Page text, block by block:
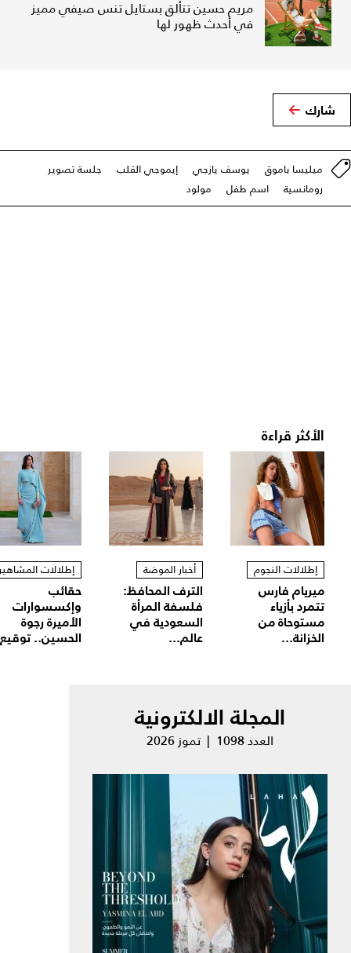
مريم حسين تتألق بستايل تنس صيفي مميز
في أحدث ظهور لها
شارك
ميليسا باموق يوسف يازجي إيموجي القلب
جلسة تصوير
رومانسية
اسم طفل مولود
الأكثر قراءة
إطلالات النجوم
ميريام فارس
تتمرد بأزياء
مستوحاة من
الخزانة...
أخبار الموضة
الترف المحافظ:
فلسفة المرأة
السعودية في
عالم...
إطلالات
حقائب
وإكسسوارات
الأميرة رجوة
الحسين..
المجلة الالكترونية
العدد 1098 | تموز 2026